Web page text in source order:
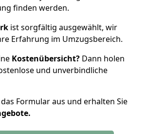
finden werden.
ist sorgfältig ausgewählt, wir
Erfahrung im Umzugsbereich.
Kostenübersicht? Dann holen
und unverbindliche
Formular aus und erhalten Sie